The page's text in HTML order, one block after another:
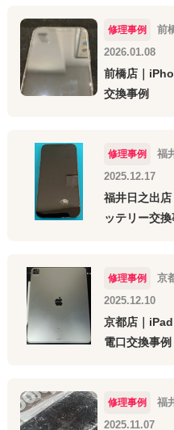
修理事例
前
2026.01.08
前橋店｜
交換事例
修理事例
福
2025.12.17
福井日之出
ッテリー交換
修理事例
京
2025.12.10
京都店｜
電口交換事例
修理事例
福
2025.11.07